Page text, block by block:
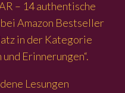
– 14 authentische
Amazon Bestseller
in der Kategorie
Erinnerungen“.
Lesungen